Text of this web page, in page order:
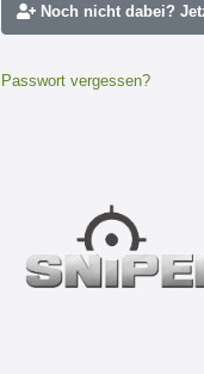
Noch nicht dabei?
Passwort vergessen?